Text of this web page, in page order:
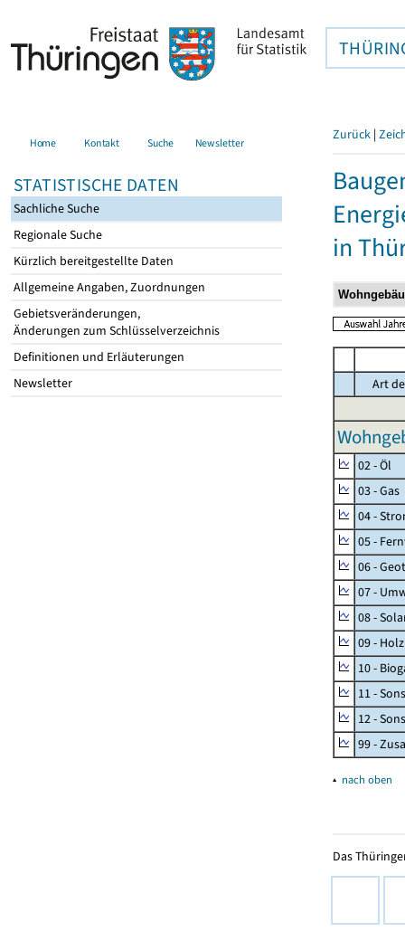
Home Kontakt Suche Newsletter
STATISTISCHE DATEN
Sachliche Suche
Regionale Suche
Kürzlich bereitgestellte Daten
Allgemeine Angaben, Zuordnungen
Gebietsveränderungen,
Änderungen zum Schlüsselverzeichnis
Definitionen und Erläuterungen
Newsletter
Zurück |
in
Art
02 - Öl
03 - Gas
04 -
05 -
06 -
07 -
08 -
09 - Holz
10 -
11 -
12 -
99 -
▴ nach oben
Das